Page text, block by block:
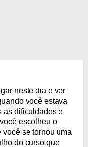
neste dia e ver
você estava
as dificuldades e
escolheu o
se tornou uma
do curso que